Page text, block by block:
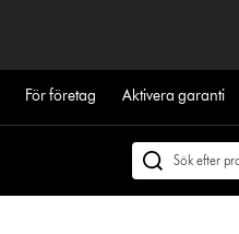
För företag Aktivera garanti
Sök